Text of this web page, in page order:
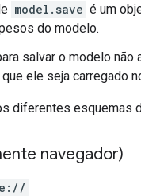
model.save é um
do modelo.
salvar o modelo
ele seja carregado
diferentes esquemas
navegador)